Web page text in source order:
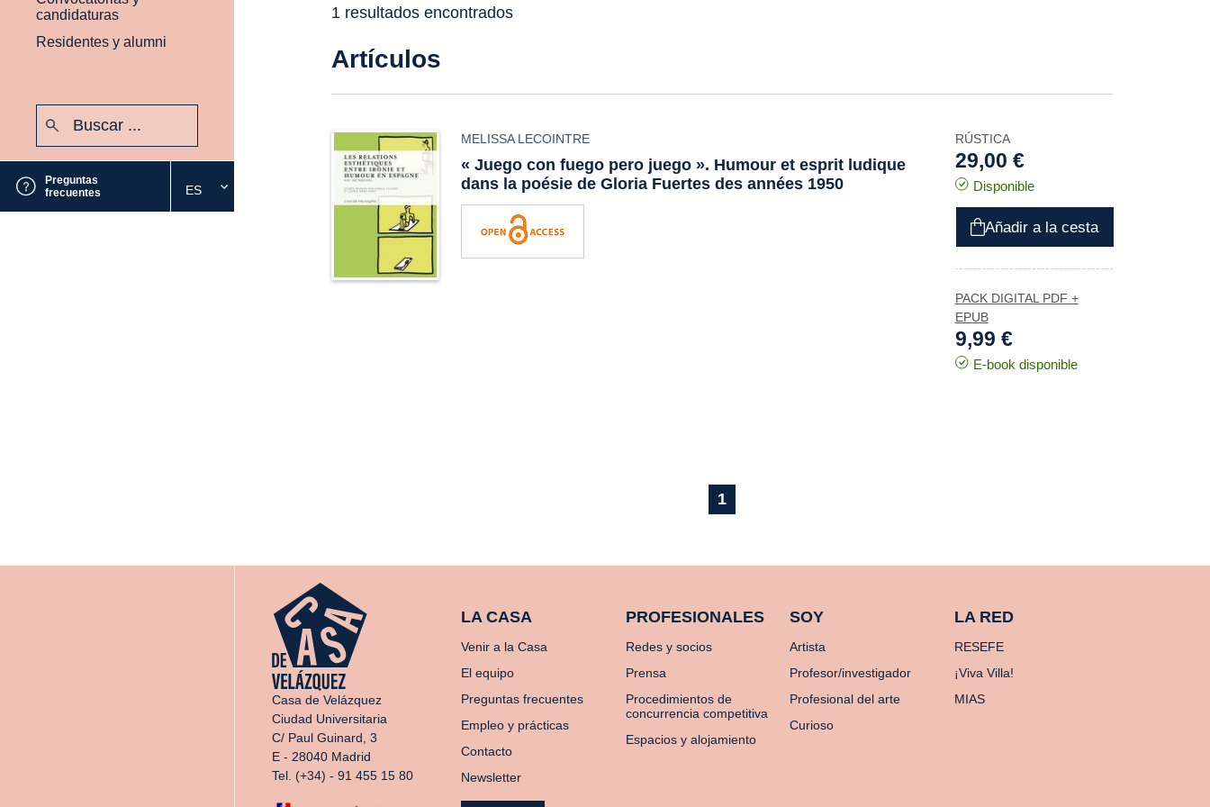
candidaturas
Residentes y alumni
Preguntas
frecuentes
Seleccione
el
ES
1 resultados encontrados
Artículos
MELISSA LECOINTRE
« Juego con fuego pero juego ». Humour et esprit ludique
dans la poésie de Gloria Fuertes des années 1950
RÚSTICA
29,00 €
Disponible
Añadir a la cesta
PACK DIGITAL PDF +
EPUB
9,99 €
E-book disponible
1
Casa de Velázquez
Ciudad Universitaria
C/ Paul Guinard, 3
E - 28040 Madrid
Tel. (+34) - 91 455 15 80
LA CASA
Venir a la Casa
El equipo
Preguntas frecuentes
Empleo y prácticas
Contacto
Newsletter
PROFESIONALES
Redes y socios
Prensa
Procedimientos de
concurrencia competitiva
Espacios y alojamiento
SOY
Artista
Profesor/investigador
Profesional del arte
Curioso
LA RED
RESEFE
¡Viva Villa!
MIAS